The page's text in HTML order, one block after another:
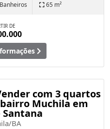
65 m²
DE
com 3 quartos
Muchila em
Santana
BA